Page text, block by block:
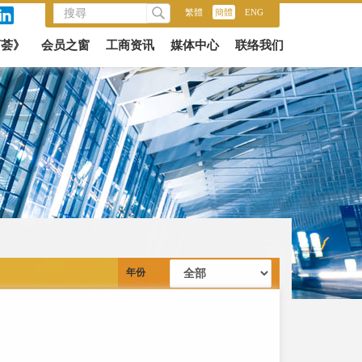
繁體 簡體 ENG
》 会员之窗 工商资讯 媒体中心 联络我们
年份